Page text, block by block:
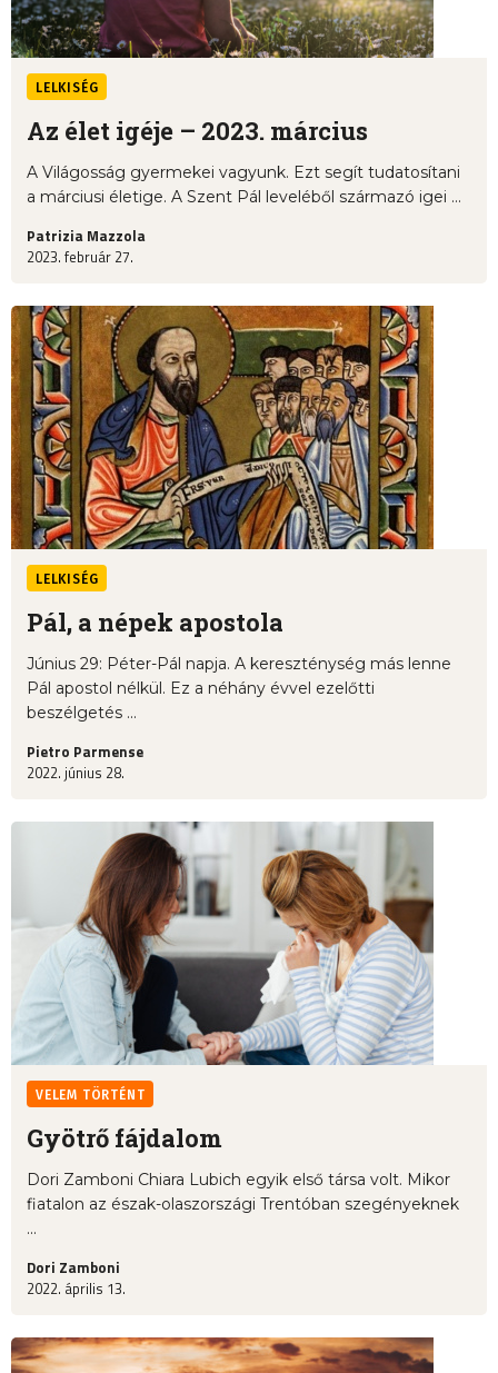
LELKISÉG
Az élet igéje – 2023. március
A Világosság gyermekei vagyunk. Ezt segít tudatosítani
a márciusi életige. A Szent Pál leveléből származó igei ...
Patrizia Mazzola
2023. február 27.
LELKISÉG
Pál, a népek apostola
Június 29: Péter-Pál napja. A kereszténység más lenne
Pál apostol nélkül. Ez a néhány évvel ezelőtti
beszélgetés ...
Pietro Parmense
2022. június 28.
VELEM TÖRTÉNT
Gyötrő fájdalom
Dori Zamboni Chiara Lubich egyik első társa volt. Mikor
fiatalon az észak-olaszországi Trentóban szegényeknek
...
Dori Zamboni
2022. április 13.